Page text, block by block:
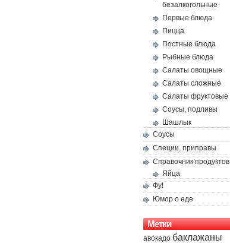
безалкогольные
Первые блюда
Пицца
Постные блюда
Рыбные блюда
Салаты овощные
Салаты сложные
Салаты фруктовые
Соусы, подливы
Шашлык
Соусы
Специи, приправы
Справочник продуктов
Яйца
Фу!
Юмор о еде
Метки
авокадо баклажаны